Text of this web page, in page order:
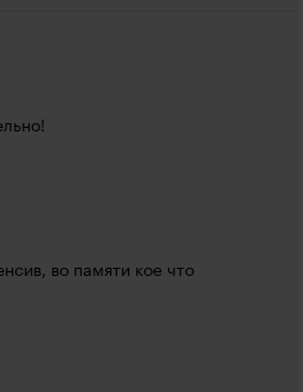
во памяти кое что